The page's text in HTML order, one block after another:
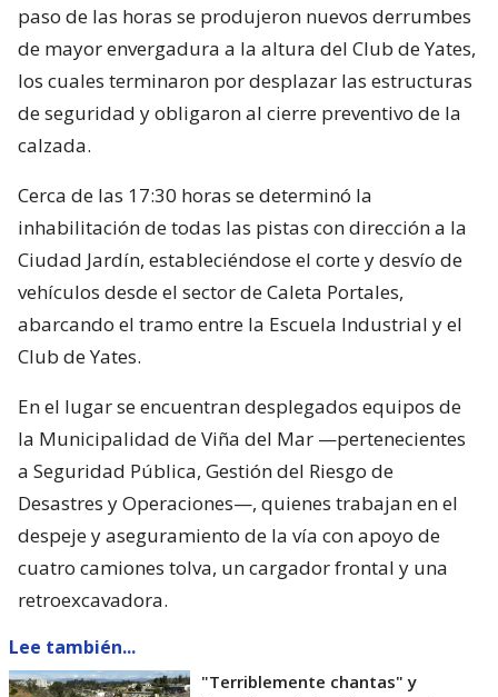
paso de las horas se produjeron nuevos derrumbes
de mayor envergadura a la altura del Club de Yates,
los cuales terminaron por desplazar las estructuras
de seguridad y obligaron al cierre preventivo de la
calzada.
Cerca de las 17:30 horas se determinó la
inhabilitación de todas las pistas con dirección a la
Ciudad Jardín, estableciéndose el corte y desvío de
vehículos desde el sector de Caleta Portales,
abarcando el tramo entre la Escuela Industrial y el
Club de Yates.
En el lugar se encuentran desplegados equipos de
la Municipalidad de Viña del Mar —pertenecientes
a Seguridad Pública, Gestión del Riesgo de
Desastres y Operaciones—, quienes trabajan en el
despeje y aseguramiento de la vía con apoyo de
cuatro camiones tolva, un cargador frontal y una
retroexcavadora.
Lee también...
"Terriblemente chantas" y